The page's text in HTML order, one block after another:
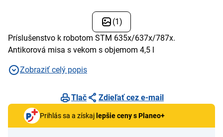
(1)
Príslušenstvo k robotom STM 635x/637x/787x.
Antikorová misa s vekom s objemom 4,5 l
Zobraziť celý popis
Tlač Zdieľať cez e-mail
Prihlás sa a získaj lepšie ceny s Planeo+